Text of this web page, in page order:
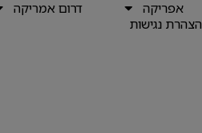
אפריקה דרום אמריקה
הצהרת נגישות